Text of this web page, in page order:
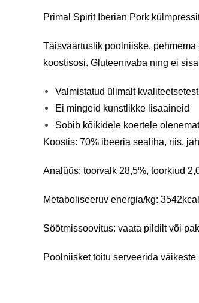
Primal Spirit Iberian Pork
Täisväärtuslik poolniiske,
koostisosi. Gluteenivaba ning ei
Valmistatud ülimalt
Ei mingeid kunstlikke lisaaineid
Sobib kõikidele koertele
Koostis: 70% ibeeria sealiha, riis,
Analüüs: toorvalk 28,5%, toorkiud
Metaboliseeruv energia/kg:
Söötmissoovitus: vaata pildilt või
Poolniisket toitu serveerida